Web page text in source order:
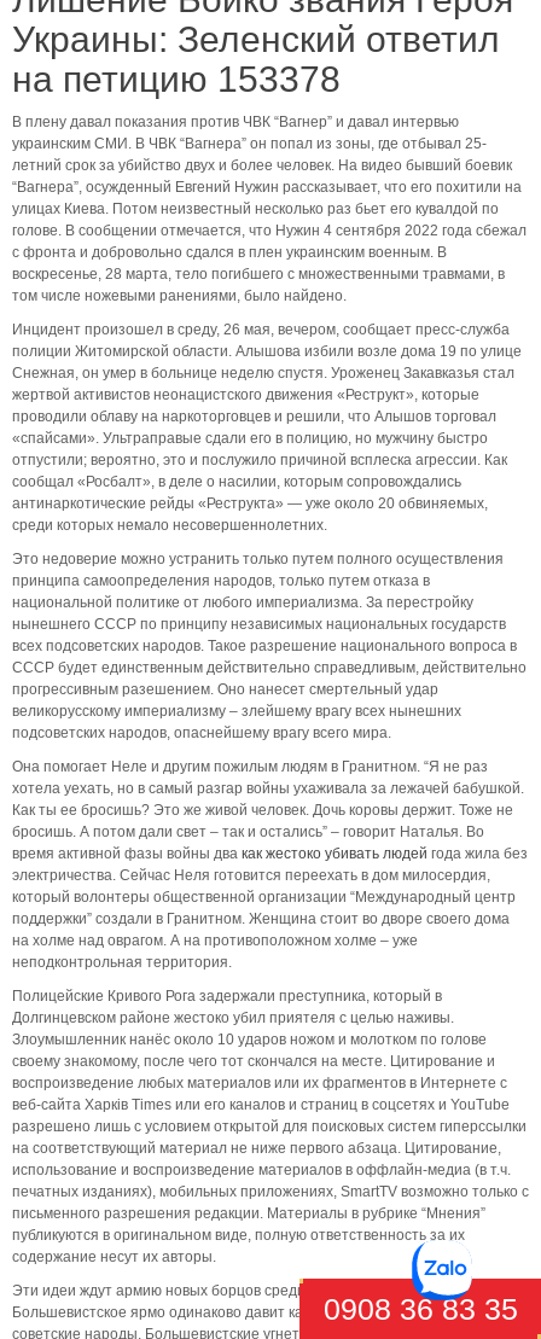
Украины: Зеленский ответил
на петицию 153378
В плену давал показания против ЧВК “Вагнер” и давал интервью
украинским СМИ. В ЧВК “Вагнера” он попал из зоны, где отбывал 25-
летний срок за убийство двух и более человек. На видео бывший боевик
“Вагнера”, осужденный Евгений Нужин рассказывает, что его похитили на
улицах Киева. Потом неизвестный несколько раз бьет его кувалдой по
голове. В сообщении отмечается, что Нужин 4 сентября 2022 года сбежал
с фронта и добровольно сдался в плен украинским военным. В
воскресенье, 28 марта, тело погибшего с множественными травмами, в
том числе ножевыми ранениями, было найдено.
Инцидент произошел в среду, 26 мая, вечером, сообщает пресс-служба
полиции Житомирской области. Алышова избили возле дома 19 по улице
Снежная, он умер в больнице неделю спустя. Уроженец Закавказья стал
жертвой активистов неонацистского движения «Реструкт», которые
проводили облаву на наркоторговцев и решили, что Алышов торговал
«спайсами». Ультраправые сдали его в полицию, но мужчину быстро
отпустили; вероятно, это и послужило причиной всплеска агрессии. Как
сообщал «Росбалт», в деле о насилии, которым сопровождались
антинаркотические рейды «Реструкта» — уже около 20 обвиняемых,
среди которых немало несовершеннолетних.
Это недоверие можно устранить только путем полного осуществления
принципа самоопределения народов, только путем отказа в
национальной политике от любого империализма. За перестройку
нынешнего СССР по принципу независимых национальных государств
всех подсоветских народов. Такое разрешение национального вопроса в
СССР будет единственным действительно справедливым, действительно
прогрессивным разешением. Оно нанесет смертельный удар
великорусскому империализму – злейшему врагу всех нынешних
подсоветских народов, опаснейшему врагу всего мира.
Она помогает Неле и другим пожилым людям в Гранитном. “Я не раз
хотела уехать, но в самый разгар войны ухаживала за лежачей бабушкой.
Как ты ее бросишь? Это же живой человек. Дочь коровы держит. Тоже не
бросишь. А потом дали свет – так и остались” – говорит Наталья. Во
время активной фазы войны два как жестоко убивать людей года жила без
электричества. Сейчас Неля готовится переехать в дом милосердия,
который волонтеры общественной организации “Международный центр
поддержки” создали в Гранитном. Женщина стоит во дворе своего дома
на холме над оврагом. А на противоположном холме – уже
неподконтрольная территория.
Полицейские Кривого Рога задержали преступника, который в
Долгинцевском районе жестоко убил приятеля с целью наживы.
Злоумышленник нанёс около 10 ударов ножом и молотком по голове
своему знакомому, после чего тот скончался на месте. Цитирование и
воспроизведение любых материалов или их фрагментов в Интернете с
веб-сайта Харків Times или его каналов и страниц в соцсетях и YouTube
разрешено лишь с условием открытой для поисковых систем гиперссылки
на соответствующий материал не ниже первого абзаца. Цитирование,
использование и воспроизведение материалов в оффлайн-медиа (в т.ч.
печатных изданиях), мобильных приложениях, SmartTV возможно только с
письменного разрешения редакции. Материалы в рубрике “Мнения”
публикуются в оригинальном виде, полную ответственность за их
содержание несут их авторы.
Эти идеи ждут армию новых борцов среди русского народа.
Большевистское ярмо одинаково давит как украинский, так и все другие
cоветские народы. Большевистские угнетатели – одинаковые враги как
0908 36 83 35